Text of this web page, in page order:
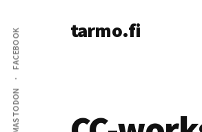
main
content
primary
sidebar
menu
MASTODON
FACEBOOK tarmo.fi
technology,